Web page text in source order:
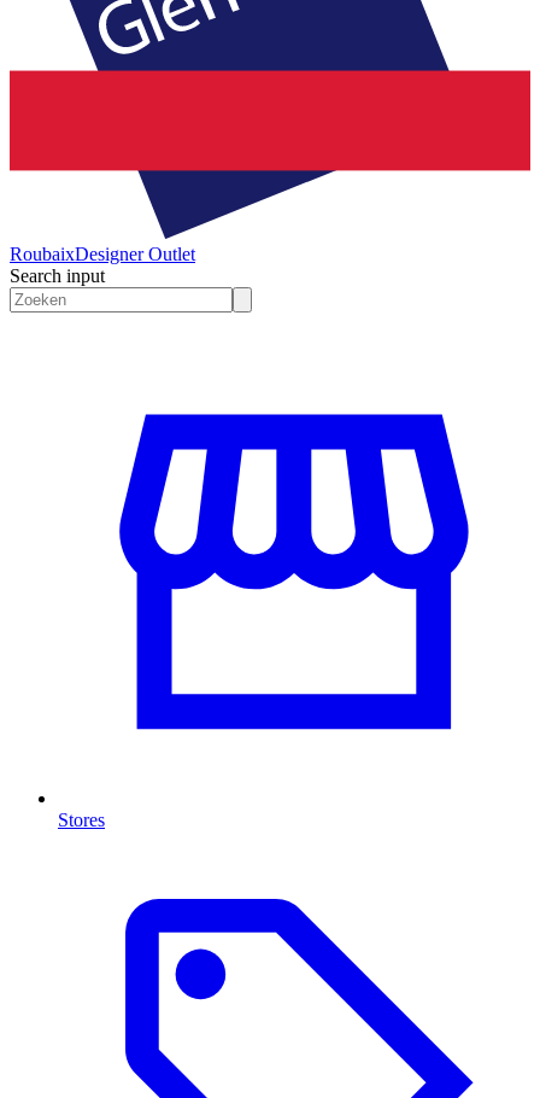
RoubaixDesigner Outlet
Search input
Stores